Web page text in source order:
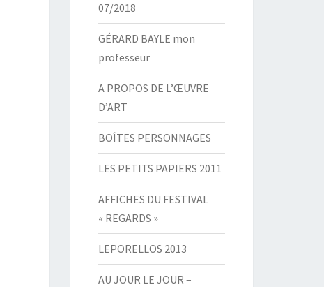
07/2018
GÉRARD BAYLE mon
professeur
A PROPOS DE L’ŒUVRE
D’ART
BOÎTES PERSONNAGES
LES PETITS PAPIERS 2011
AFFICHES DU FESTIVAL
« REGARDS »
LEPORELLOS 2013
AU JOUR LE JOUR –